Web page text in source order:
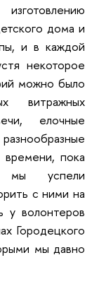
дома и
и в каждой
некоторое
можно было
витражных
елочные
пока
мы успели
с ними на
у волонтеров
Городецкого
мы давно